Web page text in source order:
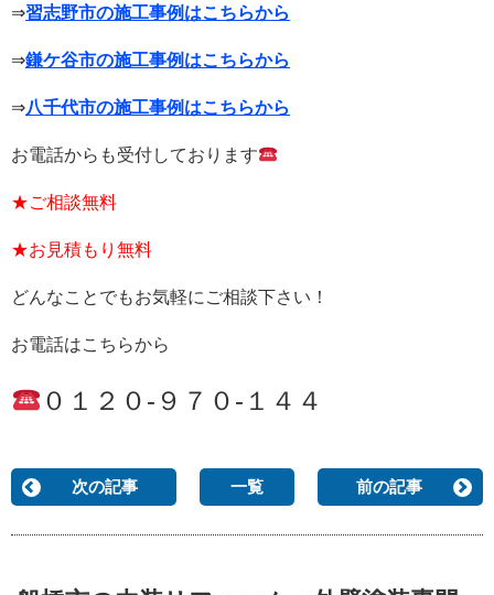
⇒習志野市の施工事例はこちらから
⇒鎌ケ谷市の施工事例はこちらから
⇒八千代市の施工事例はこちらから
お電話からも受付しております
★ご相談無料
★お見積もり無料
どんなことでもお気軽にご相談下さい！
お電話はこちらから
０１２０-９７０-１４４
次の記事 一覧 前の記事